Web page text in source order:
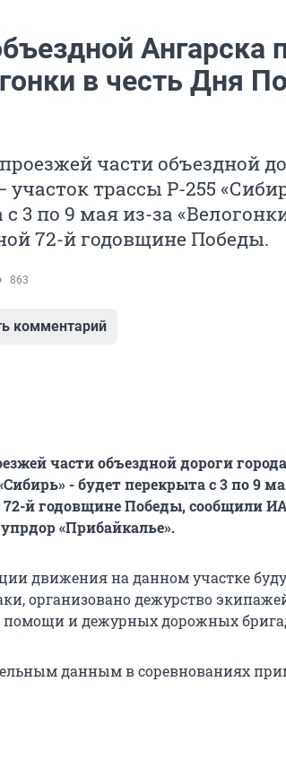
Ангарска
в честь Дня
части объездной
участок трассы Р-255
3 по 9 мая из-за
72-й годовщине Победы.
863
комментарий
части объездной дороги
- будет перекрыта с 3 по 9
й годовщине Победы, сообщили
«Прибайкалье».
движения на данном участке
организовано дежурство
и дежурных дорожных
данным в соревнованиях